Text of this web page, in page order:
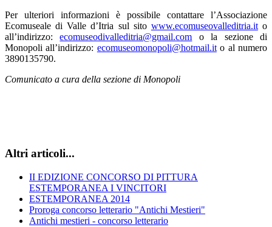
Per ulteriori informazioni è possibile contattare l’Associazione
Ecomuseale di Valle d’Itria sul sito www.ecomuseovalleditria.ito
all’indirizzo:ecomuseodivalleditria@gmail.com o la sezione di
Monopoli all’indirizzo: ecomuseomonopoli@hotmail.ito al numero
3890135790.
Comunicato a cura della sezione di Monopoli
Altri articoli...
II EDIZIONE CONCORSO DI PITTURA
ESTEMPORANEA I VINCITORI
ESTEMPORANEA 2014
Proroga concorso letterario "Antichi Mestieri"
Antichi mestieri - concorso letterario